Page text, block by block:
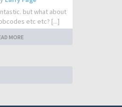
but what about
etc etc? [...]
MORE